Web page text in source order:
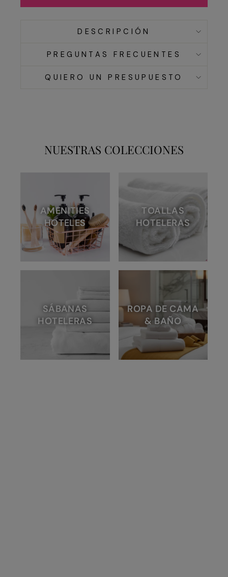
DESCRIPCIÓN
PREGUNTAS FRECUENTES
QUIERO UN PRESUPUESTO
NUESTRAS COLECCIONES
AMENITIES
HOTELES
TOALLAS
HOTELERAS
SÁBANAS
HOTELERAS
ROPA DE CAMA
& BAÑO